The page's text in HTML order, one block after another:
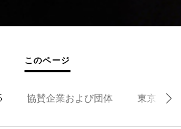
このページ
協賛企業および団体 東京工業